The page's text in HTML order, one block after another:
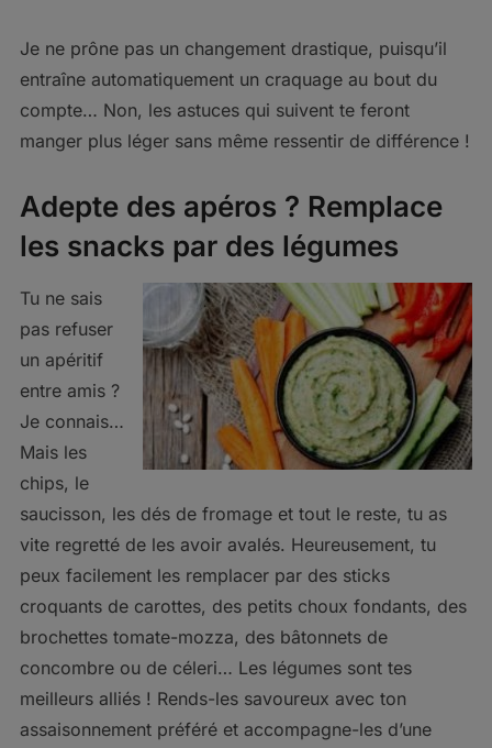
Je ne prône pas un changement drastique, puisqu’il
entraîne automatiquement un craquage au bout du
compte… Non, les astuces qui suivent te feront
manger plus léger sans même ressentir de différence !
Adepte des apéros ? Remplace
les snacks par des légumes
Tu ne sais
pas refuser
un apéritif
entre amis ?
Je connais…
Mais les
chips, le
saucisson, les dés de fromage et tout le reste, tu as
vite regretté de les avoir avalés. Heureusement, tu
peux facilement les remplacer par des sticks
croquants de carottes, des petits choux fondants, des
brochettes tomate-mozza, des bâtonnets de
concombre ou de céleri… Les légumes sont tes
meilleurs alliés ! Rends-les savoureux avec ton
assaisonnement préféré et accompagne-les d’une